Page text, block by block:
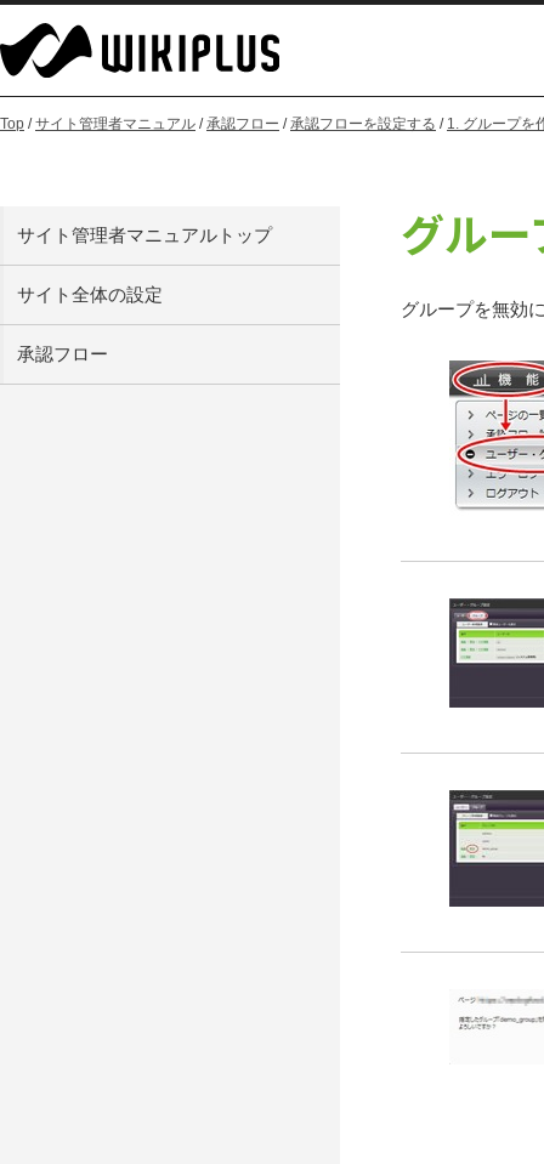
Top /サイト管理者マニュアル /承認フロー /承認フローを設定する / 1. グループを
グル
グループを無効
サイト管理者マニュアルトップ
サイト全体の設定
承認フロー